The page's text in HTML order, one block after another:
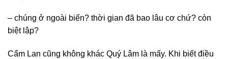
– chúng ở ngoài biển? thời gian đã bao lâu cơ chứ? còn
biệt lập?
Cẩm Lan cũng không khác Quý Lâm là mấy. Khi biết điều